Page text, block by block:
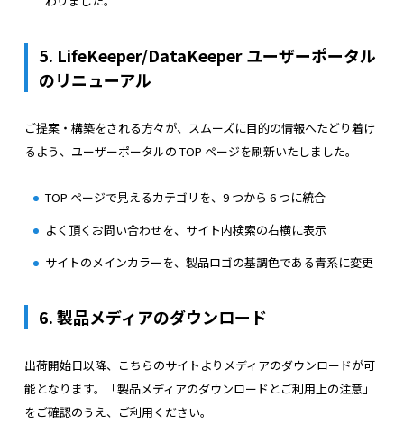
5. LifeKeeper/DataKeeper ユーザーポータル
のリニューアル
ご提案・構築をされる方々が、スムーズに目的の情報へたどり着け
るよう、ユーザーポータルの TOP ページを刷新いたしました。
TOP ページで見えるカテゴリを、9 つから 6 つに統合
よく頂くお問い合わせを、サイト内検索の右横に表示
サイトのメインカラーを、製品ロゴの基調色である青系に変更
6. 製品メディアのダウンロード
出荷開始日以降、こちらのサイトよりメディアのダウンロードが可
能となります。「製品メディアのダウンロードとご利用上の注意」
をご確認のうえ、ご利用ください。